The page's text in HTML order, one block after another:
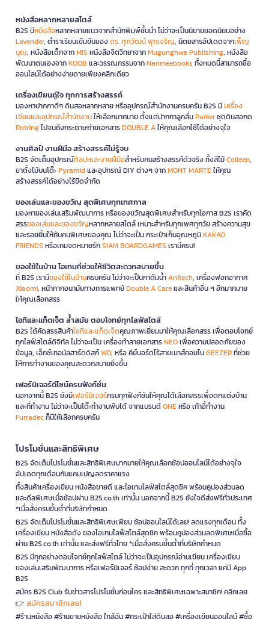
หนังสือหลากหลายสไตล์
B2S มีหนังสือหลากหลายแนวจากสำนักพิมพ์ชั้นนำ ไม่ว่าจะเป็นนิยายยอดนิยมอย่าง
Lavender, ตำราเรียนเข้มข้นของดร. ศุภวัฒน์ พุกเจริญ, นิตยสารอัปเดตจากเพ็ญ
บุญ, หนังสือเด็กจากMIS หนังสือจิตวิทยาจากMugunghwa Publishing, หนังสือ
พัฒนาตนเองจากKOOB และวรรณกรรมจากNanmeebooks ทั้งหมดนี้สามารถซื้อ
ออนไลน์ได้อย่างง่ายดายเพียงคลิกเดียว
เครื่องเขียนคู่ใจ ทุกการสร้างสรรค์
มองหาปากกาดีๆ ดินสอหลากหลาย หรืออุปกรณ์สำนักงานครบครัน B2S มีเครื่อง
เขียนและอุปกรณ์สำนักงานให้เลือกมากมาย ตั้งแต่ปากกาลูกลื่นParkerชุดดินสอกด
Rotringไปจนถึงกระดาษถ่ายเอกสารDOUBLE Aให้คุณเลือกใช้ได้อย่างจุใจ
งานศิลป์ งานฝีมือ สร้างสรรค์ไม่รู้จบ
B2S จัดเต็มอุปกรณ์ศิลปะและงานฝีมือสำหรับคนสร้างสรรค์ตัวจริง ทั้งสีไม้Colleen,
ขาตั้งไม้บนโต๊ะPyramidและอุปกรณ์ DIY ต่างๆ จากMONT MARTEให้คุณ
สร้างสรรค์ได้อย่างไร้ขีดจำกัด
ของเล่นและของขวัญ สุดพิเศษทุกเทศกาล
มองหาของเล่นเสริมพัฒนาการ หรือของขวัญสุดพิเศษสำหรับทุกโอกาส B2S เราคัด
สรรของเล่นและของขวัญหลากหลายสไตล์ เหมาะสำหรับทุกเพศทุกวัย สร้างความสุข
และรอยยิ้มให้กับคนพิเศษของคุณ ไม่ว่าจะเป็น กระเป๋าเก็บอุณหภูมิKAKAO
FRIENDS หรือเกมจดหมายรักSIAM BOARDGAMES เรามีครบ!
ของใช้ในบ้าน ไอเทมที่ช่วยให้ชีวิตสะดวกสบายขึ้น
ที่ B2S เรามีของใช้ในบ้านครบครัน ไม่ว่าจะเป็นกาต้มน้ำAnitech, เครื่องฟอกอากาศ
Xiaomi, หน้ากากอนามัยทางการแพทย์Double A Careและสินค้าอื่น ๆ อีกมากมาย
ให้คุณเลือกสรร
ไอทีและแก็ดเจ็ต ล้ำสมัย ตอบโจทย์ทุกไลฟ์สไตล์
B2S ได้คัดสรรสินค้าไอทีและแก็ดเจ็ตคุณภาพเยี่ยมมาให้คุณเลือกสรร เพื่อตอบโจทย์
ทุกไลฟ์สไตล์ดิจิทัล ไม่ว่าจะเป็น เครื่องทำลายเอกสารNEOเพื่อความปลอดภัยของ
ข้อมูล, เอ็กซ์เทอนัลฮาร์ดดิสก์WD, หรือ คีย์บอร์ดไร้สายเมาส์คอมโบGEEZERที่ช่วย
ให้การทำงานของคุณสะดวกสบายยิ่งขึ้น
เฟอร์นิเจอร์ดีไซน์ครบฟังก์ชั่น
นอกจากนี้ B2S ยังมีเฟอร์นิเจอร์ครบทุกฟังก์ชันให้คุณได้เลือกสรรเพื่อตกแต่งบ้าน
และที่ทำงาน ไม่ว่าจะเป็นโต๊ะทำงานพับได้ จากแบรนด์ONEหรือ เก้าอี้ทำงาน
Furradecก็มีให้เลือกครบครัน
โปรโมชั่นและสิทธิพิเศษ
B2S จัดเต็มโปรโมชั่นและสิทธิพิเศษมากมายให้คุณเลือกช้อปออนไลน์ได้อย่างจุใจ
อัปเดตทุกเดือนกับแคมเปญลดราคาแรง
ทั้งสินค้าเครื่องเขียน หนังสือขายดี และไอเทมไลฟ์สไตล์สุดชิค พร้อมคูปองส่วนลด
และดีลพิเศษเมื่อช้อปผ่าน B2S.co.th เท่านั้น นอกจากนี้ B2S ยังใจดีส่งฟรีทั่วประเทศ
*เมื่อสั่งครบขั้นต่ำที่บริษัทกำหนด
B2S จัดเต็มโปรโมชั่นและสิทธิพิเศษเพียบ ช้อปออนไลน์ได้เลย! ลดแรงทุกเดือน ทั้ง
เครื่องเขียน หนังสือดัง ของไอเทมไลฟ์สไตล์สุดชิค พร้อมคูปองส่วนลดพิเศษเมื่อซื้อ
ผ่าน B2S.co.th เท่านั้น และส่งฟรีทั่วไทย *เมื่อสั่งครบขั้นต่ำที่บริษัทกำหนด
B2S มีทุกอย่างตอบโจทย์ทุกไลฟ์สไตล์ ไม่ว่าจะเป็นอุปกรณ์อ่านเขียน เครื่องเขียน
ของเล่นเสริมพัฒนาการ หรือเฟอร์นิเจอร์ ช้อปง่าย สะดวก ทุกที่ ทุกเวลา แค่มี App
B2S
สมัคร B2S Club รับข่าวสารโปรโมชั่นก่อนใคร และสิทธิพิเศษเฉพาะสมาชิก! คลิกเลย
👉 สมัครสมาชิกเลย!
#ร้านหนังสือ #ร้านขายหนังสือ ใกล้ฉัน #กระเป๋าใส่ดินสอ #เครื่องเขียนออนไลน์ #ซื้อ